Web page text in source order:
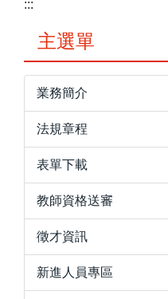
:::
主選單
業務簡介
法規章程
表單下載
教師資格送審
徵才資訊
新進人員專區